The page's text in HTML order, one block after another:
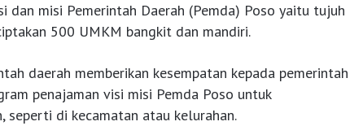
misi Pemerintah Daerah (Pemda) Poso yaitu tujuh
500 UMKM bangkit dan mandiri.
daerah memberikan kesempatan kepada pemerintah
penajaman visi misi Pemda Poso untuk
seperti di kecamatan atau kelurahan.